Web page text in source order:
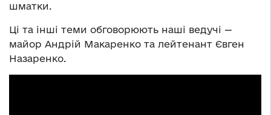
шматки.
Ці та інші теми обговорюють наші ведучі —
майор Андрій Макаренко та лейтенант Євген
Назаренко.